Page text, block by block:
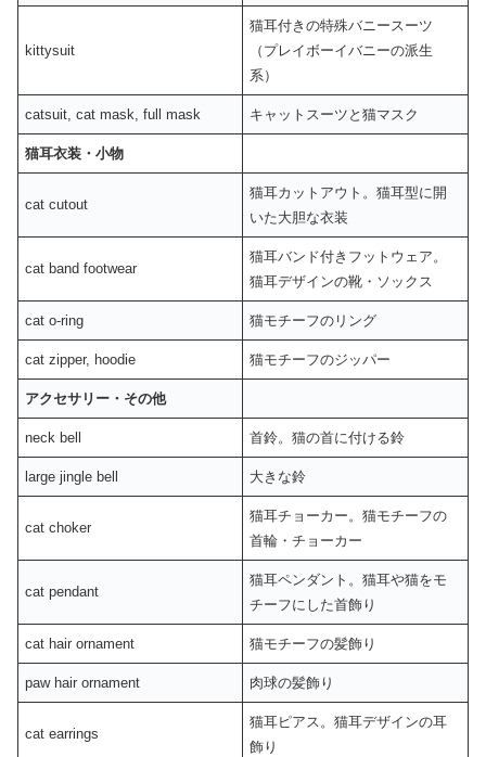
kittysuit
猫耳付きの特殊バニースーツ
（プレイボーイバニーの派生
系）
catsuit, cat mask, full mask キャットスーツと猫マスク
猫耳衣装・小物
cat cutout
猫耳カットアウト。猫耳型に開
いた大胆な衣装
cat band footwear
猫耳バンド付きフットウェア。
猫耳デザインの靴・ソックス
cat o-ring 猫モチーフのリング
cat zipper, hoodie 猫モチーフのジッパー
アクセサリー・その他
neck bell 首鈴。猫の首に付ける鈴
large jingle bell 大きな鈴
cat choker
猫耳チョーカー。猫モチーフの
首輪・チョーカー
cat pendant
猫耳ペンダント。猫耳や猫をモ
チーフにした首飾り
cat hair ornament 猫モチーフの髪飾り
paw hair ornament 肉球の髪飾り
cat earrings
猫耳ピアス。猫耳デザインの耳
飾り